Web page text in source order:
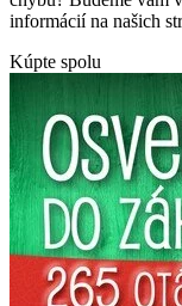
informácií na našich
Kúpte spolu